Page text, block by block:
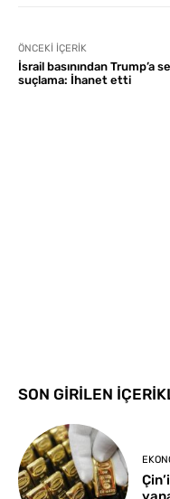
ÖNCEKI İÇERIK
İsrail basınından Trump’a
suçlama: İhanet etti
SON GİRİLEN